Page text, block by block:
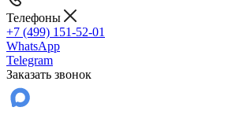
Телефоны
+7 (499) 151-52-01
WhatsApp
Telegram
Заказать звонок